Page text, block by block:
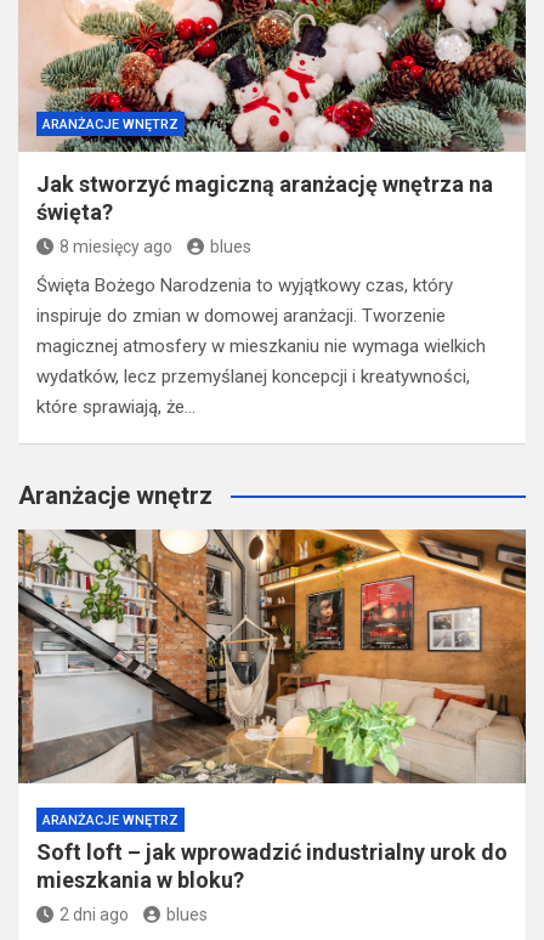
ARANŻACJE WNĘTRZ
Jak stworzyć magiczną aranżację wnętrza na
święta?
8 miesięcy ago blues
Święta Bożego Narodzenia to wyjątkowy czas, który
inspiruje do zmian w domowej aranżacji. Tworzenie
magicznej atmosfery w mieszkaniu nie wymaga wielkich
wydatków, lecz przemyślanej koncepcji i kreatywności,
które sprawiają, że…
Aranżacje wnętrz
ARANŻACJE WNĘTRZ
Soft loft – jak wprowadzić industrialny urok do
mieszkania w bloku?
2 dni ago blues